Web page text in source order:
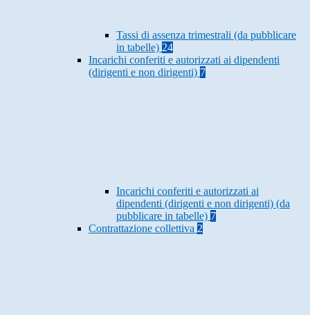
Tassi di assenza trimestrali (da pubblicare
in tabelle) 24
Incarichi conferiti e autorizzati ai dipendenti
(dirigenti e non dirigenti) 7
Incarichi conferiti e autorizzati ai
dipendenti (dirigenti e non dirigenti) (da
pubblicare in tabelle) 7
Contrattazione collettiva 2